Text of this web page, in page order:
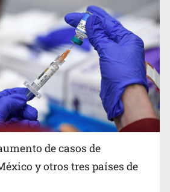
histórico en los Juegos
de casos de
y otros tres países de